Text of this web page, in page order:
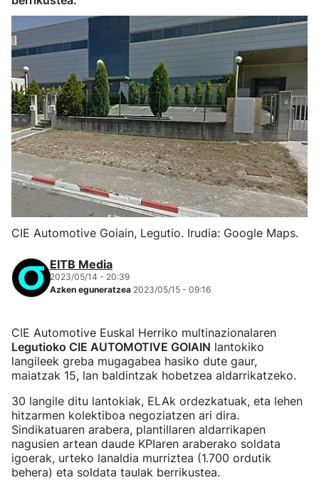
CIE Automotive Goiain, Legutio. Irudia: Google Maps.
EITB Media
2023/05/14 - 20:39
Azken eguneratzea 2023/05/15 - 09:16
CIE Automotive Euskal Herriko multinazionalaren
Legutioko CIE AUTOMOTIVE GOIAIN lantokiko
langileek greba mugagabea hasiko dute gaur,
maiatzak 15, lan baldintzak hobetzea aldarrikatzeko.
30 langile ditu lantokiak, ELAk ordezkatuak, eta lehen
hitzarmen kolektiboa negoziatzen ari dira.
Sindikatuaren arabera, plantillaren aldarrikapen
nagusien artean daude KPIaren araberako soldata
igoerak, urteko lanaldia murriztea (1.700 ordutik
behera) eta soldata taulak berrikustea.